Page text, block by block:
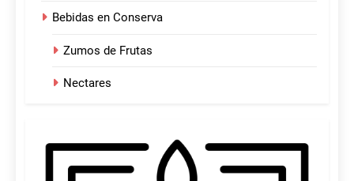
Bebidas en Conserva
Zumos de Frutas
Nectares